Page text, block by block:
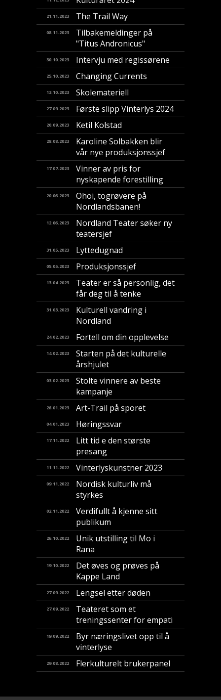
21.11.2023 The Trail Way
08.11.2023
Tilbakemeldinger på
"Titus Andronicus"
30.10.2023 Intervju med regissørene
25.10.2023 Changing Currents
13.10.2023 Skolemateriell
27.09.2023 Første slipp Vinterlys 2024
20.09.2023 Ketil Kolstad
28.08.2023
Karoline Solbakken blir
vår nye produksjonssjef
17.07.2023
Vinner av pris for
nyskapende forestilling
20.06.2023
​Ohoi, togrøvere på
Nordlandsbanen!
12.06.2023
Nordland Teater søker ny
teatersjef
31.05.2023 Lyttedugnad
05.05.2023 Produksjonssjef
13.04.2023
Teater er så personlig, det
får deg til å tenke
31.03.2023
Kulturell vandring i
Nordland
24.02.2023 Fortell om din opplevelse
14.02.2023
Starten på det kulturelle
årshjulet
03.02.2023
Stolte vinnere av beste
kampanje
26.01.2023 Art-Trail på sporet
04.01.2023 Høringssvar
17.11.2022
Litt tid e den største
presang
11.11.2022 Vinterlyskunstner 2023
09.11.2022
Nordisk kulturliv må
styrkes
02.11.2022
Verdifullt å kjenne sitt
publikum
26.10.2022
Unik utstilling til Mo i
Rana
19.10.2022
Det øves og prøves på
Kappe Land
27.09.2022 Lengsel etter døden
27.09.2022
Teateret som et
treningssenter for empati
19.09.2022
Byr næringslivet opp til å
vinterlyse
29.08.2022 Flerkulturelt brukerpanel